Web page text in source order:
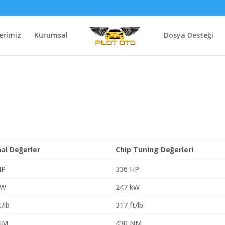
Kurumsal Dosya Desteği
Değerler Chip Tuning Değerleri
336 HP
247 kW
lb
317 ft/lb